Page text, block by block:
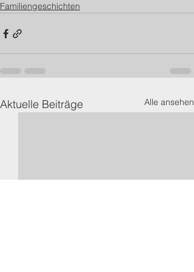
Familiengeschichten
Aktuelle Beiträge Alle ansehen